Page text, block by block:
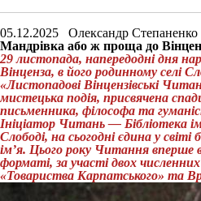
05.12.2025 Олександр Степаненко
Мандрівка або ж проща до
29 листопада, напередодні дня
Вінценза, в його родинному селі
«Листопадові Вінцензівські
мистецька подія, присвячена
письменника, філософа та
Ініціатор Читань — Бібліотека
Слободі, на сьогодні єдина у
ім’я. Цього року Читання вперше
форматі, за участі двох
«Товариства Карпатського» та